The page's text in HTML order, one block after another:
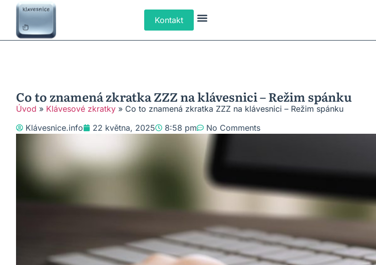
Kontakt
Co to znamená zkratka ZZZ na klávesnici – Režim spánku
Úvod » Klávesové zkratky » Co to znamená zkratka ZZZ na klávesnici – Režim spánku
Klávesnice.info
22 května, 2025 8:58 pm No Comments